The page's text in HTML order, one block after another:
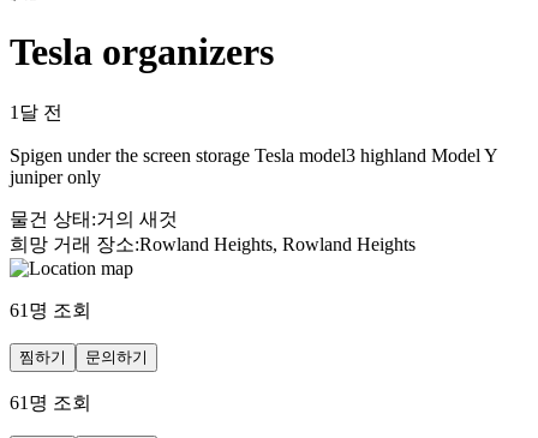
Tesla organizers
1달 전
Spigen under the screen storage Tesla model3 highland Model Y
juniper only
물건 상태 :거의 새것
희망 거래 장소:Rowland Heights, Rowland Heights
61 명 조회
찜하기 문의하기
61 명 조회